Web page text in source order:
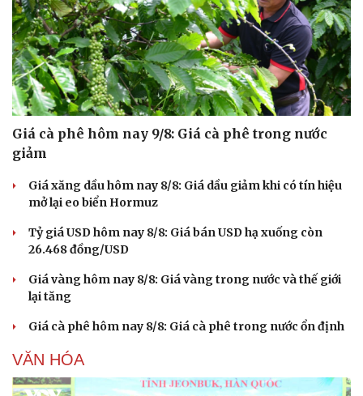
Văn học
Di sản
Giá cà phê hôm nay 9/8: Giá cà phê trong nước
giảm
Giá xăng dầu hôm nay 8/8: Giá dầu giảm khi có tín hiệu
mở lại eo biển Hormuz
Tỷ giá USD hôm nay 8/8: Giá bán USD hạ xuống còn
26.468 đồng/USD
Giá vàng hôm nay 8/8: Giá vàng trong nước và thế giới
lại tăng
Giá cà phê hôm nay 8/8: Giá cà phê trong nước ổn định
VĂN HÓA